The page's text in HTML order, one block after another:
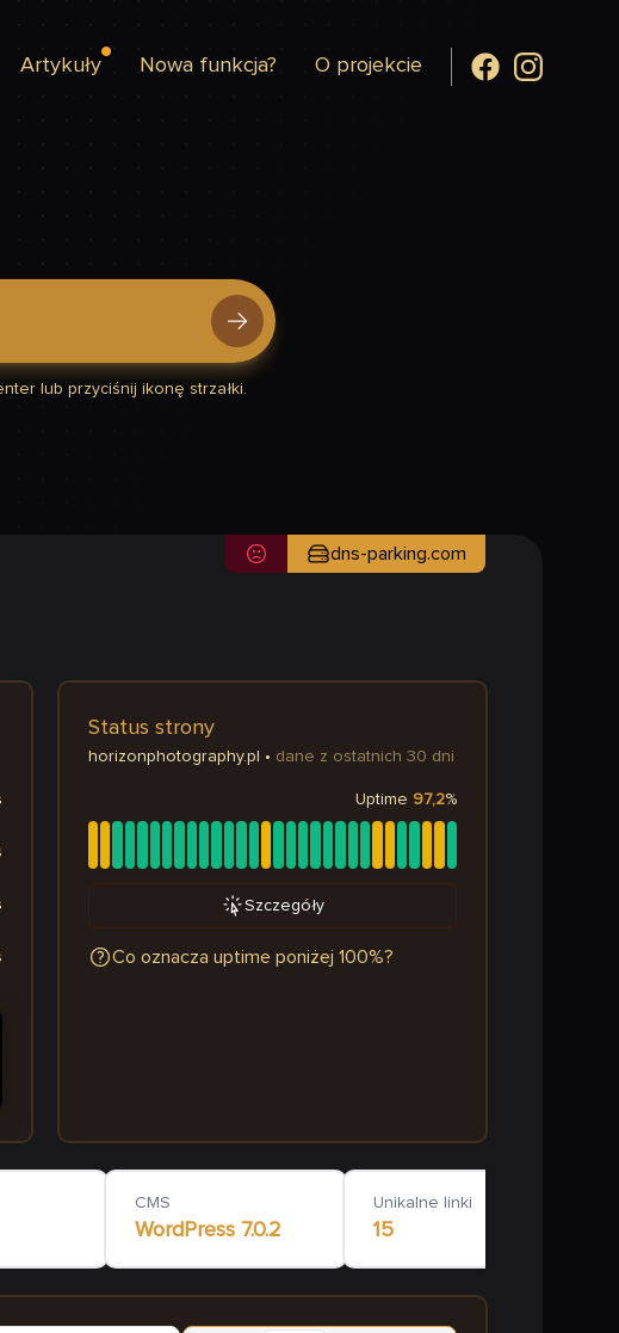
Artykuły Nowa funkcja? O projekcie
lub przyciśnij ikonę strzałki.
dns-parking.com
Status strony
horizonphotography.pl • dane z ostatnich 30 dni
Uptime 97,2%
Szczegóły
Co oznacza uptime poniżej 100%?
CMS
WordPress 7.0.2
Unikalne linki
15